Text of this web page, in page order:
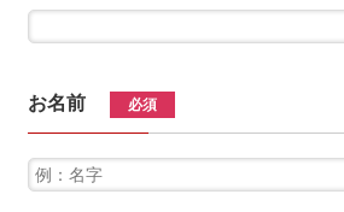
お名前 必須